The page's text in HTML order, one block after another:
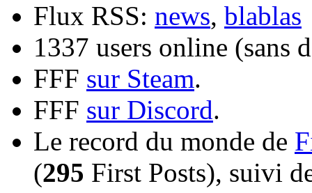
Flux RSS: news, blablas
1337 users online (sans
FFF sur Steam.
FFF sur Discord.
Le record du monde de
(295 First Posts), suivi